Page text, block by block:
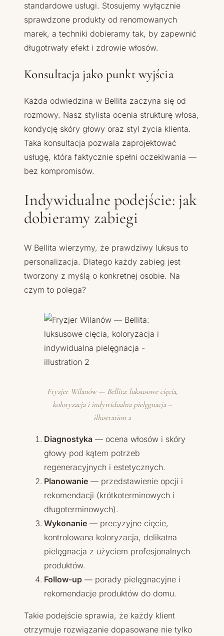
standardowe usługi. Stosujemy wyłącznie
sprawdzone produkty od renomowanych
marek, a techniki dobieramy tak, by zapewnić
długotrwały efekt i zdrowie włosów.
Konsultacja jako punkt wyjścia
Każda odwiedzina w Bellita zaczyna się od
rozmowy. Nasz stylista ocenia strukturę włosa,
kondycję skóry głowy oraz styl życia klienta.
Taka konsultacja pozwala zaprojektować
usługę, która faktycznie spełni oczekiwania —
bez kompromisów.
Indywidualne podejście: jak
dobieramy zabiegi
W Bellita wierzymy, że prawdziwy luksus to
personalizacja. Dlatego każdy zabieg jest
tworzony z myślą o konkretnej osobie. Na
czym to polega?
Fryzjer Wilanów — Bellita: luksusowe cięcia,
koloryzacja i indywidualna pielęgnacja –
illustration 2
Diagnostyka — ocena włosów i skóry
głowy pod kątem potrzeb
regeneracyjnych i estetycznych.
Planowanie — przedstawienie opcji i
rekomendacji (krótkoterminowych i
długoterminowych).
Wykonanie — precyzyjne cięcie,
kontrolowana koloryzacja, delikatna
pielęgnacja z użyciem profesjonalnych
produktów.
Follow-up — porady pielęgnacyjne i
rekomendacje produktów do domu.
Takie podejście sprawia, że każdy klient
otrzymuje rozwiązanie dopasowane nie tylko